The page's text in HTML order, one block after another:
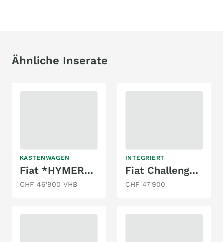
Ähnliche Inserate
KASTENWAGEN
Fiat *HYMER*YELLOWSTONE*9G AUTOMAT*LÄNGSBETT
CHF 46'900 VHB
INTEGRIERT
Fiat Challenger Vany V114
CHF 47'900